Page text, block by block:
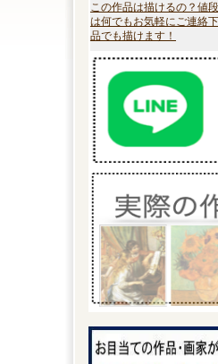
この作品は描けるの？値
は何でもお気軽にご連絡
品でも描けます！